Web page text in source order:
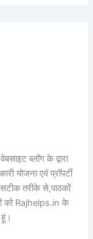
ब्लॉग के द्वारा
योजना एवं प्रॉपर्टी
तरीके से,पाठकों
को Rajhelps.in के